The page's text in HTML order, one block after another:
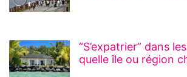
“S’expatrier” dans
quelle île ou région